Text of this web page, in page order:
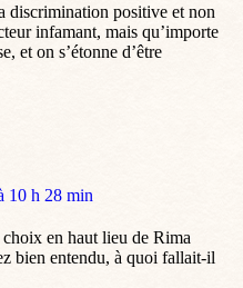
discrimination positive et non
infamant, mais qu’importe
et on s’étonne d’être
10 h 28 min
en haut lieu de Rima
bien entendu, à quoi fallait-il